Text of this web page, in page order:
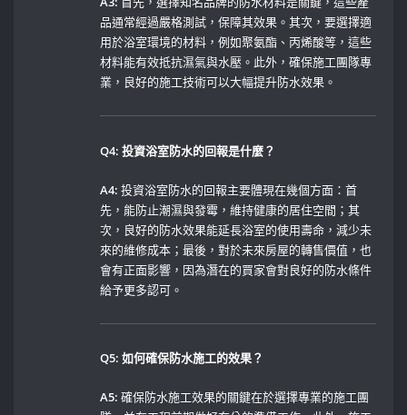
品通常經過嚴格測試，保障其效果。其次，要選擇適
用於浴室環境的材料，例如聚氨酯、丙烯酸等，這些
材料能有效抵抗濕氣與水壓。此外，確保施工團隊專
業，良好的施工技術可以大幅提升防水效果。
Q4: 投資浴室防水的回報是什麼？
A4: 投資浴室防水的回報主要體現在幾個方面：首
先，能防止潮濕與發霉，維持健康的居住空間；其
次，良好的防水效果能延長浴室的使用壽命，減少未
來的維修成本；最後，對於未來房屋的轉售價值，也
會有正面影響，因為潛在的買家會對良好的防水條件
給予更多認可。
Q5: 如何確保防水施工的效果？
A5: 確保防水施工效果的關鍵在於選擇專業的施工團